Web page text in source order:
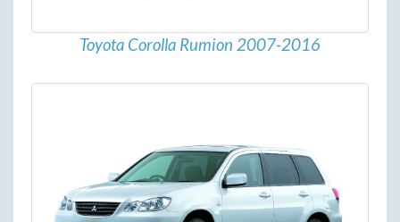
Toyota Corolla Rumion 2007-2016